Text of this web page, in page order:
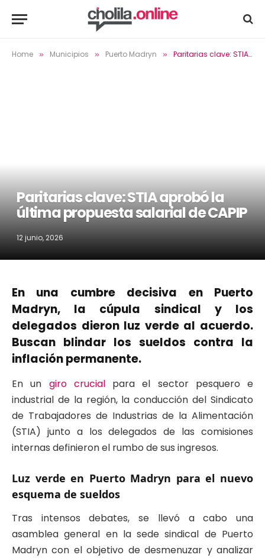
Home » Municipios » Puerto Madryn » Paritarias clave: STIA aprobó la última propuesta salarial de CAPIP
Paritarias clave: STIA aprobó la
última propuesta salarial de CAPIP
12 junio, 2026
En una cumbre decisiva en Puerto
Madryn, la cúpula sindical y los
delegados dieron luz verde al acuerdo.
Buscan blindar los sueldos contra la
inflación permanente.
En un giro crucialpara el sector pesquero e
industrial de la región, la conducción del Sindicato
de Trabajadores de Industrias de la Alimentación
(STIA) junto a los delegados de las comisiones
internas definieron el rumbo de sus ingresos.
Luz verde en Puerto Madryn para el nuevo
esquema de sueldos
Tras intensos debates, se llevó a cabo una
asamblea general en la sede sindical de Puerto
Madryn con el objetivo de desmenuzar y analizar